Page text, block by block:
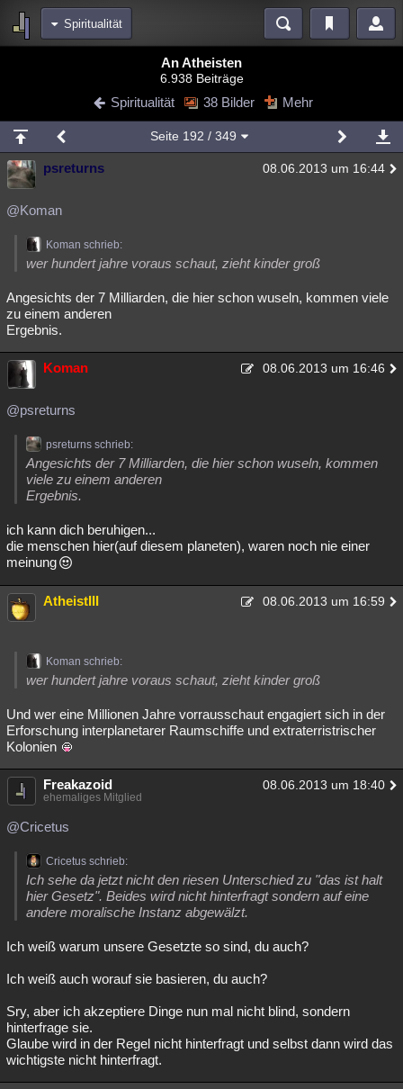
Spiritualität
Blogs Videos
Chat Wiki Neuigkeiten
meine Rubriken
Menschen Wissenschaft Mystery Kriminalfälle
Spiritualität
Natur Umfragen
weitere Rubriken
Philosophie Träume Orte Esoterik Literatur
Astronomie
Musik Clash Allmystery English
Lesenswert Schlüsselwörter
An Atheisten
6.938 Beiträge
Spiritualität 38 Bilder Mehr
Seite 192 / 349
psreturns 08.06.2013 um 16:44
@Koman
Koman schrieb:
wer hundert jahre voraus schaut, zieht kinder groß
Angesichts der 7 Milliarden, die hier schon wuseln, kommen viele
zu einem anderen
Ergebnis.
Koman 08.06.2013 um 16:46
@psreturns
psreturns schrieb:
Angesichts der 7 Milliarden, die hier schon wuseln, kommen
viele zu einem anderen
Ergebnis.
ich kann dich beruhigen...
die menschen hier(auf diesem planeten), waren noch nie einer
meinung
AtheistIII 08.06.2013 um 16:59
Koman schrieb:
wer hundert jahre voraus schaut, zieht kinder groß
Und wer eine Millionen Jahre vorrausschaut engagiert sich in der
Erforschung interplanetarer Raumschiffe und extraterristrischer
Kolonien
Freakazoid 08.06.2013 um 18:40
ehemaliges Mitglied
@Cricetus
Cricetus schrieb:
Ich sehe da jetzt nicht den riesen Unterschied zu "das ist halt
hier Gesetz". Beides wird nicht hinterfragt sondern auf eine
andere moralische Instanz abgewälzt.
Ich weiß warum unsere Gesetzte so sind, du auch?
Ich weiß auch worauf sie basieren, du auch?
Sry, aber ich akzeptiere Dinge nun mal nicht blind, sondern
hinterfrage sie.
Glaube wird in der Regel nicht hinterfragt und selbst dann wird das
wichtigste nicht hinterfragt.